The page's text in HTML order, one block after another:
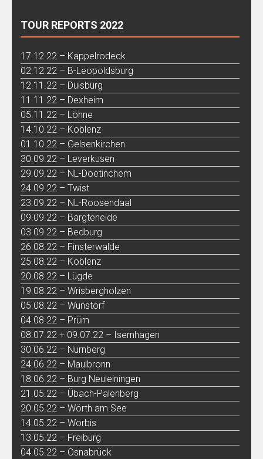
TOUR REPORTS 2022
17.12.22 – Kappelrodeck
02.12.22 – B-Leopoldsburg
12.11.22 – Duisburg
11.11.22 – Dexheim
05.11.22 – Löhne
14.10.22 – Koblenz
01.10.22 – Gelsenkirchen
30.09.22 – Leverkusen
29.09.22 – NL-Doetinchem
24.09.22 – Twist
23.09.22 – NL-Roosendaal
09.09.22 – Bargteheide
03.09.22 – Bedburg
26.08.22 – Finsterwalde
25.08.22 – Koblenz
20.08.22 – Lügde
19.08.22 – Wrisbergholzen
05.08.22 – Wunstorf
04.08.22 – Prüm
08.07.22 + 09.07.22 – Isernhagen
30.06.22 – Nürnberg
24.06.22 – Maulbronn
18.06.22 – Burg Neuleiningen
21.05.22 – Übach-Palenberg
20.05.22 – Wörth am See
14.05.22 – Worbis
13.05.22 – Freiburg
04.05.22 – Osnabrück